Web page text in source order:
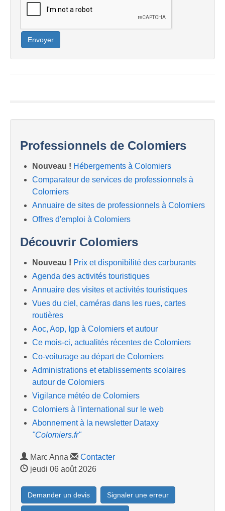
Envoyer
Professionnels de Colomiers
Nouveau ! Hébergements à Colomiers
Comparateur de services de professionnels à
Colomiers
Annuaire de sites de professionnels à Colomiers
Offres d'emploi à Colomiers
Découvrir Colomiers
Nouveau ! Prix et disponibilité des carburants
Agenda des activités touristiques
Annuaire des visites et activités touristiques
Vues du ciel, caméras dans les rues, cartes
routières
Aoc, Aop, Igp à Colomiers et autour
Ce mois-ci, actualités récentes de Colomiers
Co-voiturage au départ de Colomiers
Administrations et etablissements scolaires
autour de Colomiers
Vigilance météo de Colomiers
Colomiers à l'international sur le web
Abonnement à la newsletter Dataxy
"Colomiers.fr"
Marc Anna
Contacter
jeudi 06 août 2026
Demander un devis Signaler une erreur